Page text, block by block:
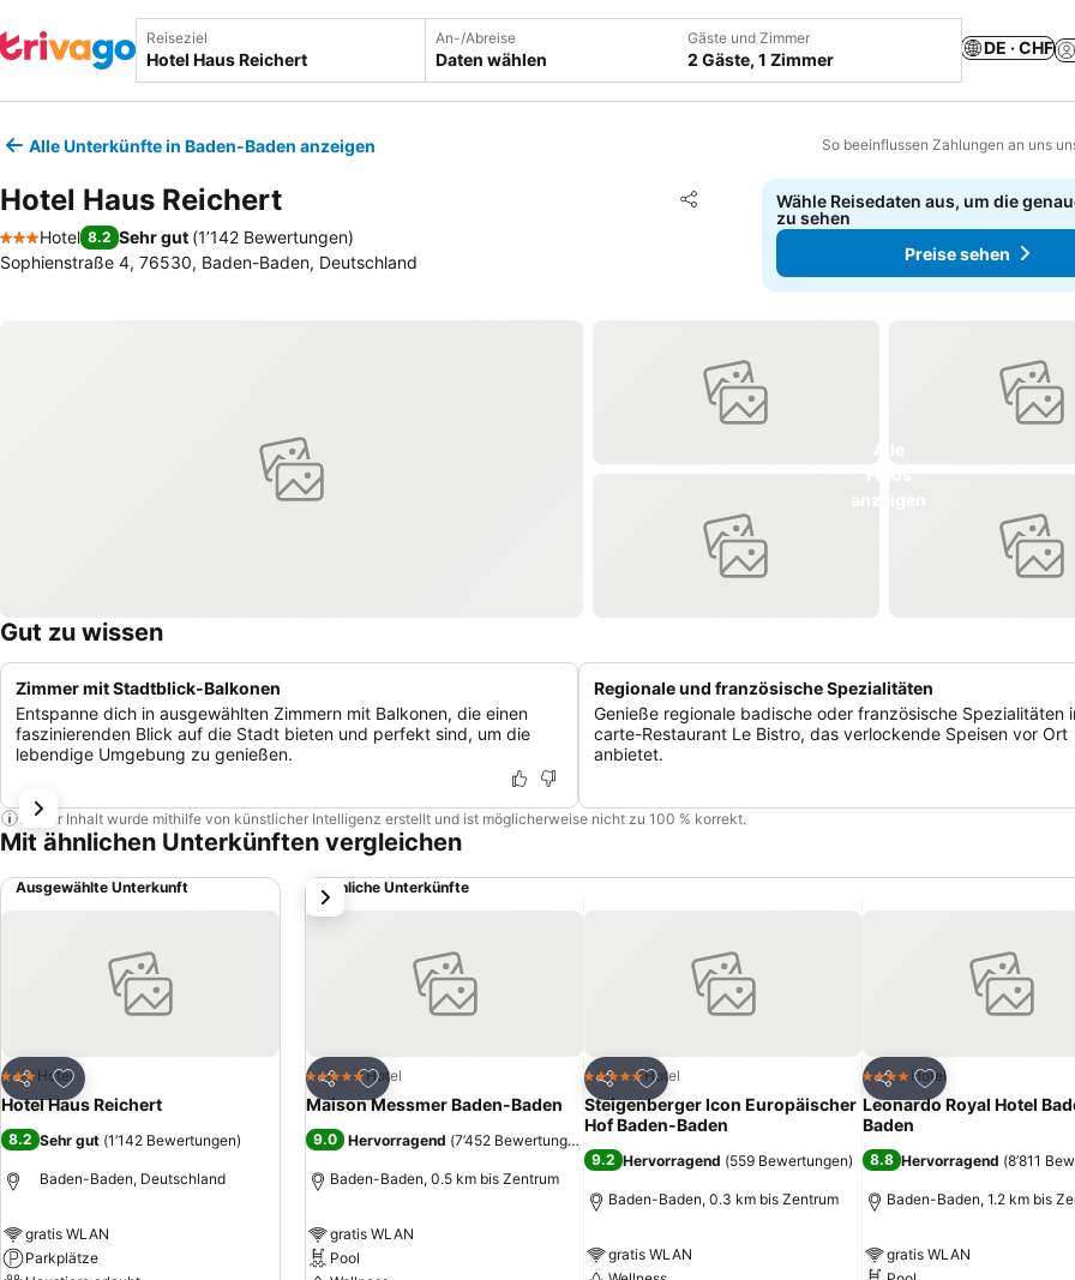
Reiseziel An-/Abreise
Daten wählen
Gäste und Zimmer
2 Gäste, 1 Zimmer
DE · CHF
Alle Unterkünfte in Baden-Baden anzeigen So beeinflussen Zahlungen an uns
Hotel Haus Reichert Teilen
Zu Favoriten hinzufügen
3 Sterne
Hotel 8.2 Sehr gut (1’142 Bewertungen)
Sophienstraße 4, 76530, Baden-Baden, Deutschland
Wähle Reisedaten aus, um die
zu sehen
Preise sehen
Gut zu wissen
Zimmer mit Stadtblick-Balkonen
Entspanne dich in ausgewählten Zimmern mit Balkonen, die einen
faszinierenden Blick auf die Stadt bieten und perfekt sind, um die
lebendige Umgebung zu genießen.
Regionale und französische Spezialitäten
Genieße regionale badische oder französische Spezialitäten
carte-Restaurant Le Bistro, das verlockende Speisen vor Ort
anbietet.
Dieser Inhalt wurde mithilfe von künstlicher Intelligenz erstellt und ist möglicherweise nicht zu 100 % korrekt.
Mit ähnlichen Unterkünften vergleichen
Ausgewählte Unterkunft
Teilen
Zu Favoriten hinzufügen
3 SterneHotel
Hotel Haus Reichert
8.2 Sehr gut (1’142 Bewertungen)
Baden-Baden, Deutschland
gratis WLAN
Parkplätze
Ähnliche Unterkünfte
Teilen
Zu Favoriten hinzufügen
5 Sterne Hotel
Maison Messmer Baden-Baden
9.0 Hervorragend (7’452 Bewertungen
Baden-Baden, 0.5 km bis Zentrum
gratis WLAN
Pool
Teilen
Zu Favoriten hinzufügen
5 Sterne Hotel
Steigenberger Icon Europäischer
Hof Baden-Baden
9.2 Hervorragend (559 Bewertungen)
Baden-Baden, 0.3 km bis Zentrum
gratis WLAN
Teilen
Zu Favoriten
4 SterneHotel
Leonardo Royal Hotel
Baden
8.8 Hervorragend (8’811
Baden-Baden, 1.2 km bis
gratis WLAN
weiter